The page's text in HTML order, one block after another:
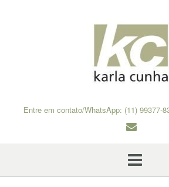
Entre em contato/WhatsApp: (11) 99377-